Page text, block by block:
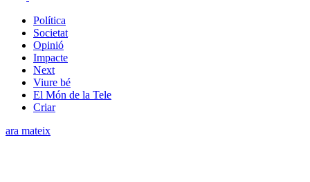
Política
Societat
Opinió
Impacte
Next
Viure bé
El Món de la Tele
Criar
ara mateix